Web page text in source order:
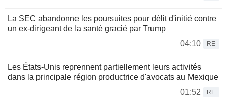
La SEC abandonne les poursuites pour délit d'initié contre
un ex-dirigeant de la santé gracié par Trump
04:10
RE
Les États-Unis reprennent partiellement leurs activités
dans la principale région productrice d'avocats au Mexique
01:52
RE